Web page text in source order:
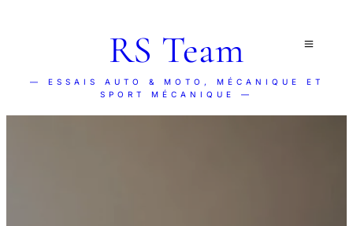
RS Team
— ESSAIS AUTO & MOTO, MÉCANIQUE ET
SPORT MÉCANIQUE —